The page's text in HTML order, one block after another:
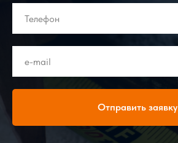
Отправить заявку